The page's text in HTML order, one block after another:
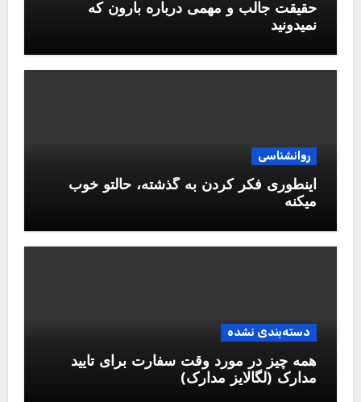
حقیقت جالب و مهمی درباره بارون که
نمیدونید
روانشناسی
اینطوری فکر کردن به گذشته، حالتو خوب
میکنه
دسته‌بندی نشده
همه چیز در مورد وقت سفارت برای تایید
مدارک (لگالایز مدارک)